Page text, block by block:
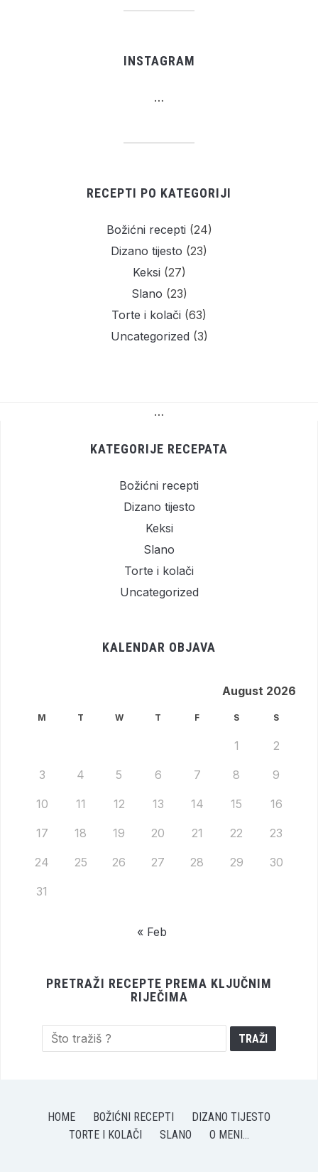
INSTAGRAM
…
RECEPTI PO KATEGORIJI
Božićni recepti (24)
Dizano tijesto (23)
Keksi (27)
Slano (23)
Torte i kolači (63)
Uncategorized (3)
…
KATEGORIJE RECEPATA
Božićni recepti
Dizano tijesto
Keksi
Slano
Torte i kolači
Uncategorized
KALENDAR OBJAVA
August 2026
M T W T F S S
1 2
3 4 5 6 7 8 9
10 11 12 13 14 15 16
17 18 19 20 21 22 23
24 25 26 27 28 29 30
31
« Feb
PRETRAŽI RECEPTE PREMA KLJUČNIM
RIJEČIMA
HOME BOŽIĆNI RECEPTI
DIZANO TIJESTO
TORTE I KOLAČI
SLANO O MENI…